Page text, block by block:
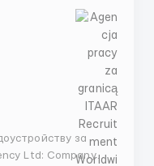
за
Ltd: Company